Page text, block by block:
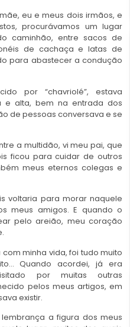
eu e meus dois irmãos, e
procurávamos um lugar
caminhão, entre sacos de
de cachaça e latas de
para abastecer a condução
por “chavriolé”, estava
e alta, bem na entrada dos
de pessoas conversava e se
a multidão, vi meu pai, que
ficou para cuidar de outros
meus eternos colegas e
voltaria para morar naquele
meus amigos. E quando o
pelo areião, meu coração
minha vida, foi tudo muito
Quando acordei, já era
por muitas outras
pelos meus artigos, em
existir.
a figura dos meus